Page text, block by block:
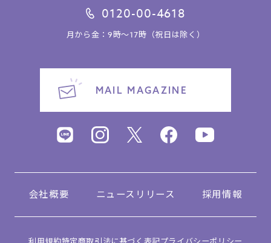
0120-00-4618
月から金：9時～17時（祝日は除く）
MAIL MAGAZINE
会社概要 ニュースリリース 採用情報